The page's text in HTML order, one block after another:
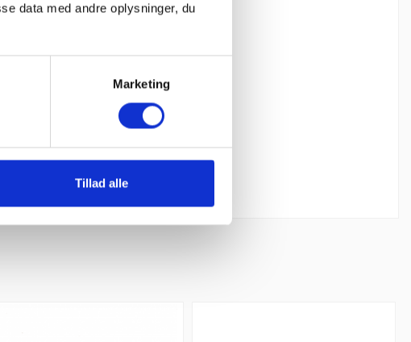
data med andre oplysninger, du
Marketing
Tillad alle